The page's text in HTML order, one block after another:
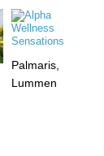
Palmaris,
Lummen